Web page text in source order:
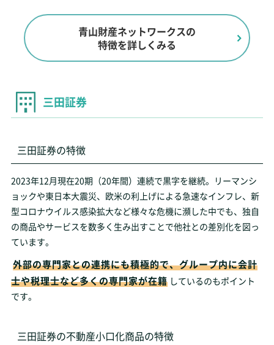
青山財産ネットワークスの
特徴を詳しくみる
三田証券
三田証券の特徴
2023年12月現在20期（20年間）連続で黒字を継続。リーマンシ
ョックや東日本大震災、欧米の利上げによる急速なインフレ、新
型コロナウイルス感染拡大など様々な危機に瀕した中でも、独自
の商品やサービスを数多く生み出すことで他社との差別化を図っ
ています。
外部の専門家との連携にも積極的で、グループ内に会計
士や税理士など多くの専門家が在籍 しているのもポイント
です。
三田証券の不動産小口化商品の特徴